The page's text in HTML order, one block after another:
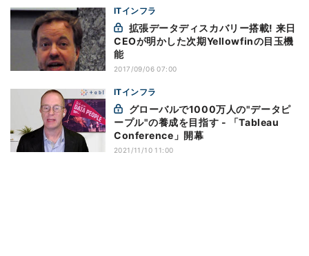
ITインフラ
CEOが明かした次期Yellowfinの目玉機
能
2017/09/06 07:00
ITインフラ
ープル"の養成を目指す - 「Tableau
Conference」開幕
2021/11/10 11:00